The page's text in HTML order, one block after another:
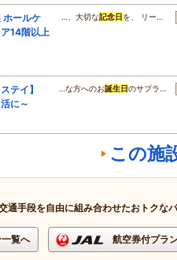
ホールケ
14階以上
…、大切な記念日 を、 リー…
テイ】
に～
…な方へのお誕生日のサプラ…
この施
通手段を自由に組み合わせたおトクな
覧へ 航空券付プラ